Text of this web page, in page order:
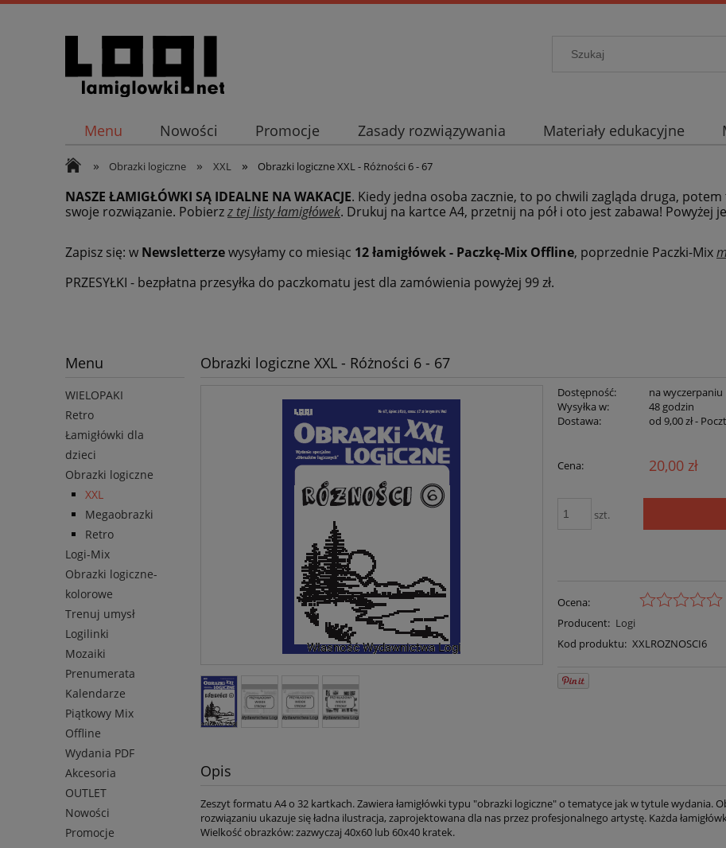
Menu Nowości Promocje Zasady rozwiązywania Materiały edukacyjne
» Obrazki logiczne » XXL » Obrazki logiczne XXL - Różności 6 - 67
NASZE ŁAMIGŁÓWKI SĄ IDEALNE NA WAKACJE. Kiedy jedna osoba zacznie, to po chwili zagląda druga,
swoje rozwiązanie. Pobierzz tej listy łamigłówek. Drukuj na kartce A4, przetnij na pół i oto jest zabawa! Powyżej
Zapisz się: w Newsletterzewysyłamy co miesiąc 12 łamigłówek - Paczkę-Mix Offline, poprzednie Paczki-Mix
PRZESYŁKI - bezpłatna przesyłka do paczkomatu jest dla zamówienia powyżej 99 zł.
Menu
WIELOPAKI
Retro
Łamigłówki dla
dzieci
Obrazki logiczne
XXL
Megaobrazki
Retro
Logi-Mix
Obrazki logiczne-
kolorowe
Trenuj umysł
Logilinki
Mozaiki
Prenumerata
Kalendarze
Piątkowy Mix
Offline
Wydania PDF
Akcesoria
OUTLET
Nowości
Promocje
Obrazki logiczne XXL - Różności 6 - 67
Dostępność:
na wyczerpaniu
Wysyłka w:
48 godzin
Dostawa:
od 9,00 zł-
Cena: 20,00 zł
szt.
Ocena:
Producent: Logi
Kod produktu: XXLROZNOSCI6
Opis
Zeszyt formatu A4 o 32 kartkach. Zawiera łamigłówki typu "obrazki logiczne" o tematyce jak w tytule wydania.
rozwiązaniu ukazuje się ładna ilustracja, zaprojektowana dla nas przez profesjonalnego artystę. Każda
Wielkość obrazków: zazwyczaj 40x60 lub 60x40 kratek.